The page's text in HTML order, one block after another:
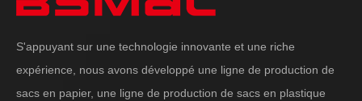
S'appuyant sur une technologie innovante et une riche
expérience, nous avons développé une ligne de production de
sacs en papier, une ligne de production de sacs en plastique